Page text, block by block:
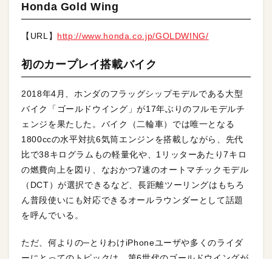
Honda Gold Wing
【URL】 http://www.honda.co.jp/GOLDWING/
初のカープレイ搭載バイク
2018年4月、ホンダのフラッグシップモデルである大型
バイク「ゴールドウイング」が17年ぶりのフルモデルチ
ェンジを果たした。バイク（二輪車）では唯一となる
1800ccの水平対抗6気筒エンジンを搭載しながら、先代
比で38キログラムもの軽量化や、1リッターあたり7キロ
の燃費向上を図り、なおかつ7速のオートマチックモデル
（DCT）が選択できるなど、長距離ツーリングはもちろ
ん普段使いにも対応できるオールラウンダーとして話題
を呼んでいる。
ただ、何よりの─とりわけiPhoneユーザや多くのライダ